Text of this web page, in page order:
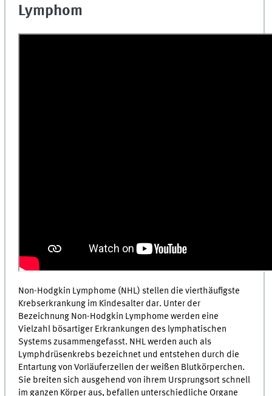
Lymphom
Non-Hodgkin Lymphome (NHL) stellen die vierthäufigste
Krebserkrankung im Kindesalter dar. Unter der
Bezeichnung Non-Hodgkin Lymphome werden eine
Vielzahl bösartiger Erkrankungen des lymphatischen
Systems zusammengefasst. NHL werden auch als
Lymphdrüsenkrebs bezeichnet und entstehen durch die
Entartung von Vorläuferzellen der weißen Blutkörperchen.
Sie breiten sich ausgehend von ihrem Ursprungsort schnell
im ganzen Körper aus, befallen unterschiedliche Organe